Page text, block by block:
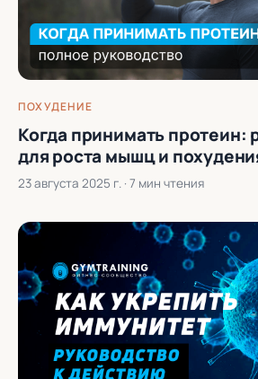
ПОХУДЕНИЕ
Когда принимать протеин:
для роста мышц и
23 августа 2025 г. · 7 мин чтения